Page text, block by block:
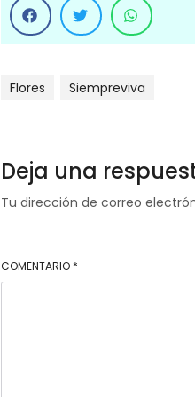
Flores Siempreviva
Deja una
Tu dirección de correo
COMENTARIO *